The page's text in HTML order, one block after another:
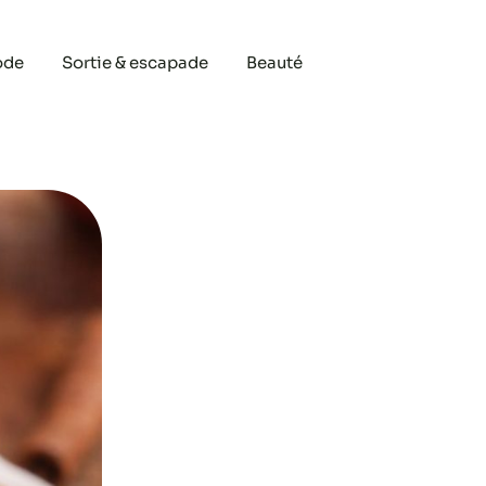
Sortie & escapade Beauté